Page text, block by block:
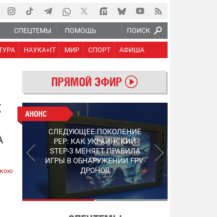
ПОИСК
СПЕЦТЕМЫ ПОМОЩЬ
НАУКА+IT МИР СПОРТ АФИША
ПРЯМОЙ ЭФИР
АНОНС
СЛЕДУЮЩЕЕ ПОКОЛЕНИЕ
PEP: КАК УКРАИНСКИЙ
STEP-3 МЕНЯЕТ ПРАВИЛА
ИГРЫ В ОБНАРУЖЕНИИ FPV-
ДРОНОВ
АНОНС
РАБОТАЮТ НА ПЕРЕДОВОЙ:
ПОДДЕРЖИТЕ ВОЕНКОРОВ
"5 КАНАЛА", КОТОРЫЕ
СНИМАЮТ НА САМЫХ
ГОРЯЧИХ НАПРАВЛЕНИЯХ
ФРОНТА